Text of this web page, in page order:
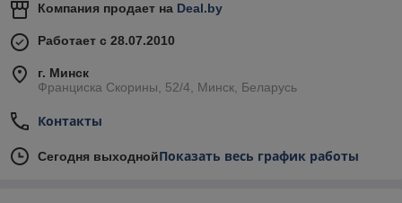
Компания продает на Deal.by
Работает с 28.07.2010
г. Минск
Франциска Скорины, 52/4, Минск, Беларусь
Контакты
Сегодня выходнойПоказать весь график работы